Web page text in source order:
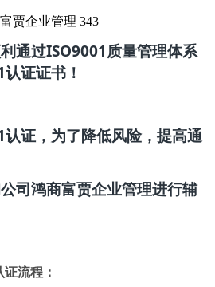
贾企业管理 343
通过ISO9001质量管理体系
证证书！
证， 为了降低风险，提高通
司鸿商富贾企业管理进行辅
流程：